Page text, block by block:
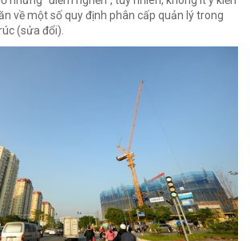
về một số quy định phân cấp quản lý trong
(sửa đổi).